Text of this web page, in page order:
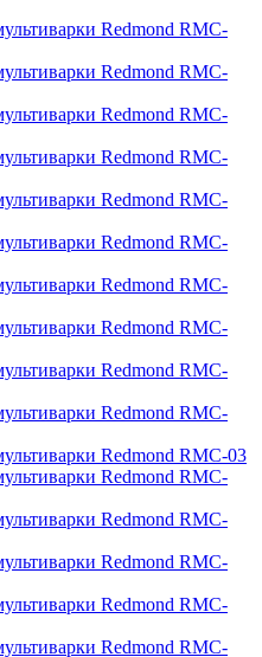
Redmond RMC-
Redmond RMC-
Redmond RMC-
Redmond RMC-
Redmond RMC-
Redmond RMC-
Redmond RMC-
Redmond RMC-
Redmond RMC-
Redmond RMC-
Redmond RMC-03
Redmond RMC-
Redmond RMC-
Redmond RMC-
Redmond RMC-
Redmond RMC-